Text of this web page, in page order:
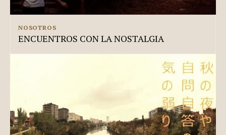
NOSOTROS
ENCUENTROS CON LA NOSTALGIA